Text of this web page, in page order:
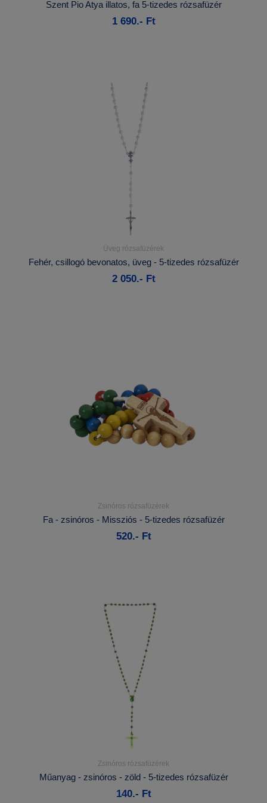
Kosárba
Szent Pio Atya illatos, fa 5-tizedes rózsafüzér
1 690.- Ft
Részletek...
Kosárba
Üveg rózsafüzérek
Fehér, csillogó bevonatos, üveg - 5-tizedes rózsafüzér
2 050.- Ft
Kosárba
Zsinóros rózsafüzérek
Fa - zsinóros - Missziós - 5-tizedes rózsafüzér
520.- Ft
Kosárba
Zsinóros rózsafüzérek
Műanyag - zsinóros - zöld - 5-tizedes rózsafüzér
140.- Ft